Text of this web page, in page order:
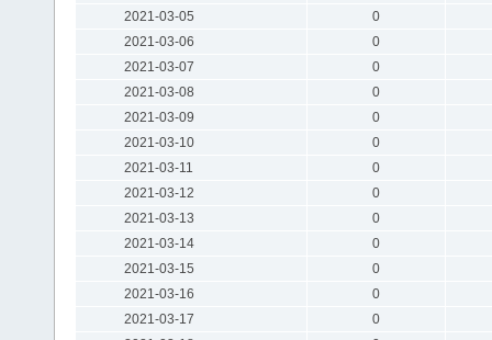
2021-03-05
0
2021-03-06
0
2021-03-07
0
2021-03-08
0
2021-03-09
0
2021-03-10
0
2021-03-11
0
2021-03-12
0
2021-03-13
0
2021-03-14
0
2021-03-15
0
2021-03-16
0
2021-03-17
0